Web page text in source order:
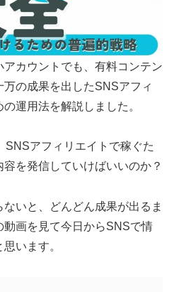
カウントでも、有料コンテン
の成果を出したSNSアフィ
運用法を解説しました。
SNSアフィリエイトで稼ぐた
を発信していけばいいのか？
いと、どんどん成果が出るま
画を見て今日からSNSで情
います。